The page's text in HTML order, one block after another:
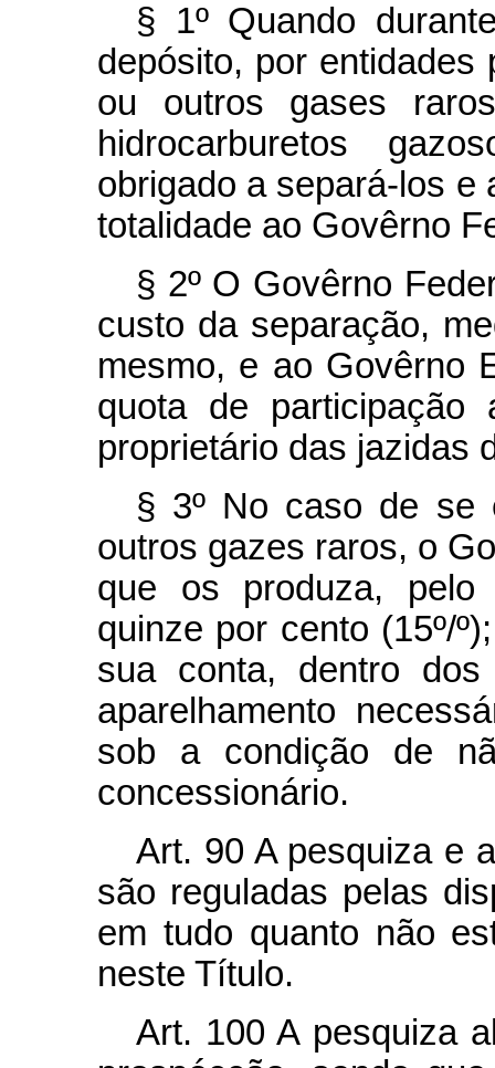
§ 1º Quando
depósito, por entidades
ou outros gases
hidrocarburetos
obrigado a separá-los e
totalidade ao Govêrno
§ 2º O Govêrno
custo da separação,
mesmo, e ao Govêrno
quota de participação
proprietário das jazidas
§ 3º No caso de se
outros gazes raros, o
que os produza,
quinze por cento (15º/
sua conta, dentro
aparelhamento
sob a condição de
concessionário.
Art. 90 A pesquiza e
são reguladas pelas
em tudo quanto não
neste Título.
Art. 100 A pesquiza